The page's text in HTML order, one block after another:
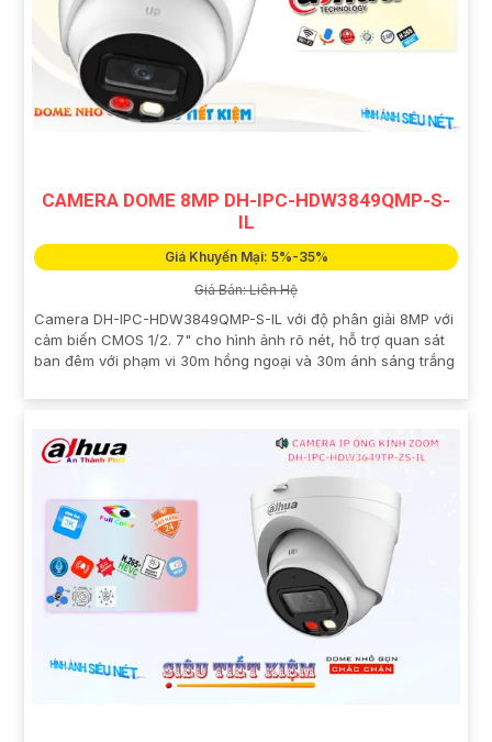
CAMERA DOME 8MP DH-IPC-HDW3849QMP-S-
IL
Giá Khuyến Mại: 5%-35%
Giá Bán: Liên Hệ
Camera DH-IPC-HDW3849QMP-S-IL với độ phân giải 8MP với
cảm biến CMOS 1/2. 7" cho hình ảnh rõ nét, hỗ trợ quan sát
ban đêm với phạm vi 30m hồng ngoại và 30m ánh sáng trắng